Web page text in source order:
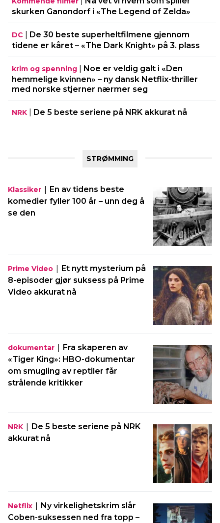
skurken Ganondorf i «The Legend of Zelda»
DC
De 30 beste superheltfilmene gjennom
tidene er kåret – «The Dark Knight» på 3. plass
krim og spenning
Noe er veldig galt i «Den
hemmelige kvinnen» – ny dansk Netflix-thriller
med norske stjerner nærmer seg
NRK De 5 beste seriene på NRK akkurat nå
STRØMMING
Klassiker | En av tidens beste
komedier fyller 100 år – unn deg å
se den
Prime Video | Et nytt mysterium på
8-episoder gjør suksess på Prime
Video akkurat nå
dokumentar | Fra skaperen av
«Tiger King»: HBO-dokumentar
om smugling av reptiler får
strålende kritikker
NRK | De 5 beste seriene på NRK
akkurat nå
Netflix | Ny virkelighetskrim slår
Coben-suksessen ned fra topp –